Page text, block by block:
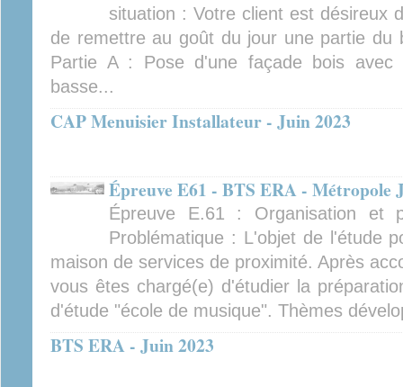
situation : Votre client est désireux
de remettre au goût du jour une partie du
Partie A : Pose d'une façade bois
basse...
CAP Menuisier Installateur - Juin 2023
Épreuve E61 - BTS ERA - Métropole
Épreuve E.61 : Organisation et
Problématique : L'objet de l'étude
maison de services de proximité. Après
vous êtes chargé(e) d'étudier la
d'étude "école de musique". Thèmes
BTS ERA - Juin 2023